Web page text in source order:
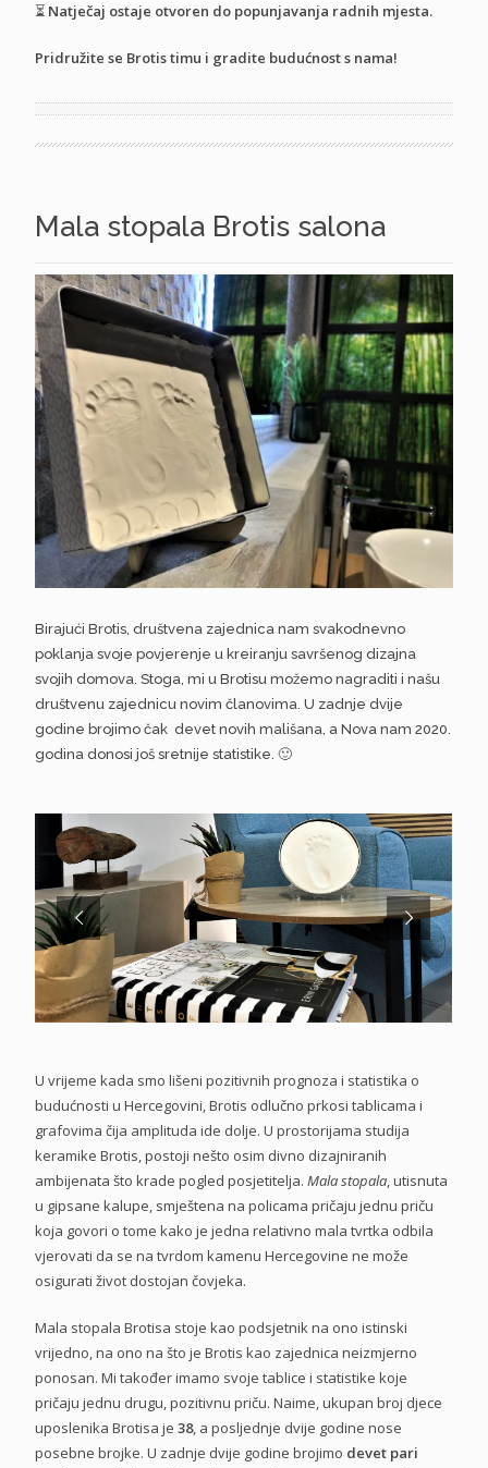
⏳ Natječaj ostaje otvoren do popunjavanja radnih mjesta.
Pridružite se Brotis timu i gradite budućnost s nama!
Mala stopala Brotis salona
Birajući Brotis, društvena zajednica nam svakodnevno
poklanja svoje povjerenje u kreiranju savršenog dizajna
svojih domova. Stoga, mi u Brotisu možemo nagraditi i našu
društvenu zajednicu novim članovima. U zadnje dvije
godine brojimo čak devet novih mališana, a Nova nam 2020.
godina donosi još sretnije statistike. 🙂
U vrijeme kada smo lišeni pozitivnih prognoza i statistika o
budućnosti u Hercegovini, Brotis odlučno prkosi tablicama i
grafovima čija amplituda ide dolje. U prostorijama studija
keramike Brotis, postoji nešto osim divno dizajniranih
ambijenata što krade pogled posjetitelja.Mala stopala, utisnuta
u gipsane kalupe, smještena na policama pričaju jednu priču
koja govori o tome kako je jedna relativno mala tvrtka odbila
vjerovati da se na tvrdom kamenu Hercegovine ne može
osigurati život dostojan čovjeka.
Mala stopala Brotisa stoje kao podsjetnik na ono istinski
vrijedno, na ono na što je Brotis kao zajednica neizmjerno
ponosan. Mi također imamo svoje tablice i statistike koje
pričaju jednu drugu, pozitivnu priču. Naime, ukupan broj djece
uposlenika Brotisa je38, a posljednje dvije godine nose
posebne brojke. U zadnje dvije godine brojimo devet pari